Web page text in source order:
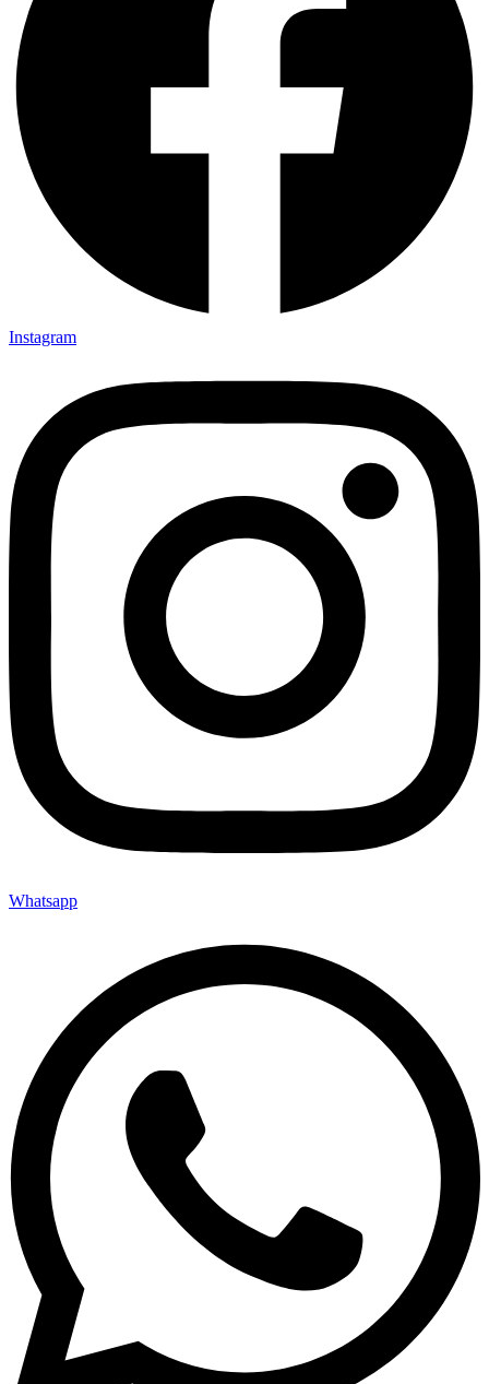
Instagram
Whatsapp